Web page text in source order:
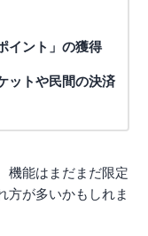
イント」の獲得
ットや民間の決済
機能はまだまだ限定
方が多いかもしれま